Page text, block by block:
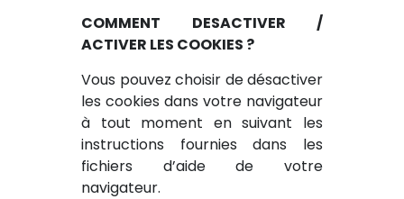
COMMENT DESACTIVER /
ACTIVER LES COOKIES ?
Vous pouvez choisir de désactiver
les cookies dans votre navigateur
à tout moment en suivant les
instructions fournies dans les
fichiers d’aide de votre
navigateur.